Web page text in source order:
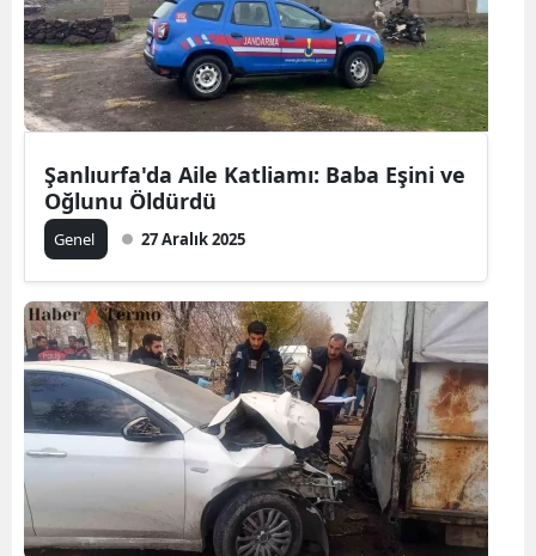
Şanlıurfa'da Aile Katliamı: Baba Eşini ve
Oğlunu Öldürdü
Genel 27 Aralık 2025